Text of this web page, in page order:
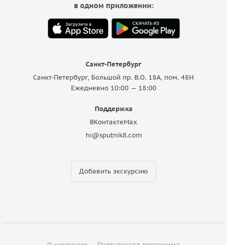
Санкт-Петербург
Санкт-Петербург, Большой пр. В.О. 18A, пом. 48Н
Ежедневно 10:00 — 18:00
Поддержка
ВКонтактеMax
hi@sputnik8.com
Добавить экскурсию
в одном приложении: